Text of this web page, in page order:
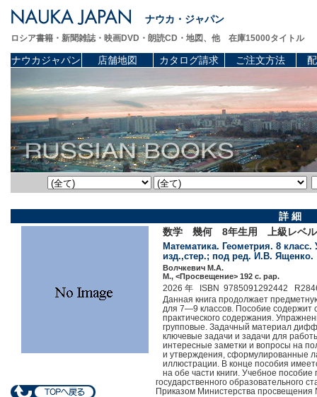
ナウカ・ジャパン
ロシア書籍・新聞雑誌・映画DVD・朗読CD・地図、他 在庫15000タイトル
ナウカジャパン 店舗地図 カタログ請求 ご注文方法
詳 細
数学 幾何 8年生用 上級レベ
Математика. Геометрия. 8
изд.,стер.; под ред. И.В. Ященко.
Волчкевич М.А.
М., <Просвещение> 192 c. pap.
2026 年 ISBN 9785091292442
Данная книга продолжает
для 7—9 классов. Пособие содержит
практического содержания.
групповые. Задачный материал
ключевые задачи и задачи для
интересные заметки и вопросы на
и утверждения, сформулированные
иллюстрации. В конце пособия
на обе части книги. Учебное
государственного образовательного
Приказом Министерства просвещения